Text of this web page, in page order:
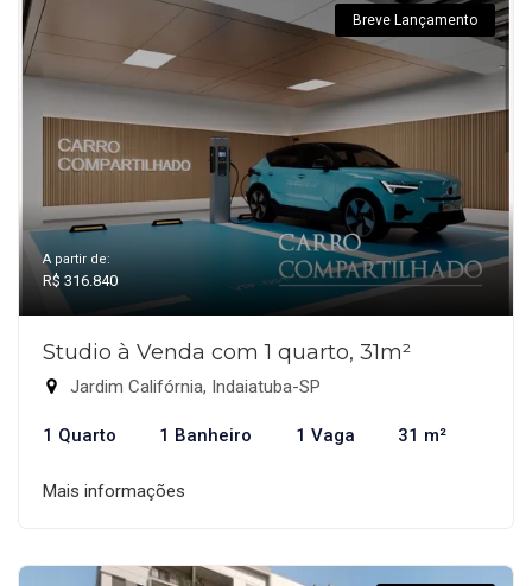
Breve Lançamento
A partir de:
R$ 316.840
Studio à Venda com 1 quarto, 31m²
Jardim Califórnia, Indaiatuba-SP
1 Quarto 1 Banheiro 1 Vaga 31 m²
Mais informações